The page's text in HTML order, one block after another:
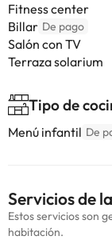
Fitness center
Billar De pago
Salón con TV
Terraza solarium
Tipo de
Menú infantil De
Servicios de
Estos servicios son
habitación.